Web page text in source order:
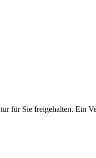
für Sie freigehalten. Ein